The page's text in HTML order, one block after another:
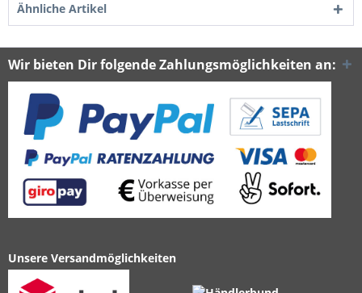
Ähnliche Artikel
Wir bieten Dir folgende Zahlungsmöglichkeiten an:
Unsere Versandmöglichkeiten